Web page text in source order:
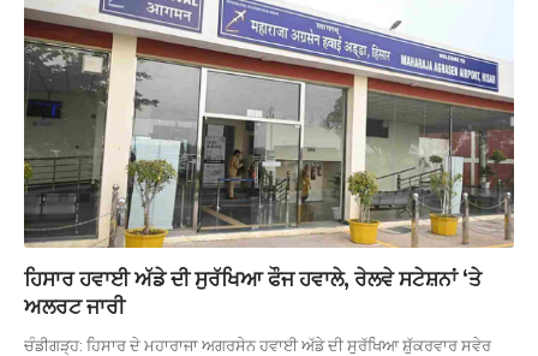
ਹਿਸਾਰ ਹਵਾਈ ਅੱਡੇ ਦੀ ਸੁਰੱਖਿਆ ਫੌਜ ਹਵਾਲੇ, ਰੇਲਵੇ ਸਟੇਸ਼ਨਾਂ ‘ਤੇ
ਅਲਰਟ ਜਾਰੀ
ਚੰਡੀਗੜ੍ਹ: ਹਿਸਾਰ ਦੇ ਮਹਾਰਾਜਾ ਅਗਰਸੇਨ ਹਵਾਈ ਅੱਡੇ ਦੀ ਸੁਰੱਖਿਆ ਸ਼ੁੱਕਰਵਾਰ ਸਵੇਰ